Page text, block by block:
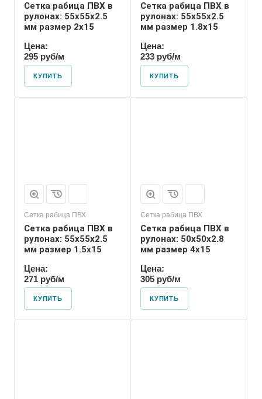
Сетка рабица ПВХ в
рулонах: 55х55х2.5
мм размер 2х15
Цена:
295 руб/м
КУПИТЬ
Сетка рабица ПВХ в
рулонах: 55х55х2.5
мм размер 1.8х15
Цена:
233 руб/м
КУПИТЬ
Сетка рабица ПВХ
Сетка рабица ПВХ в
рулонах: 55х55х2.5
мм размер 1.5х15
Цена:
271 руб/м
КУПИТЬ
Сетка рабица ПВХ
Сетка рабица ПВХ в
рулонах: 50х50х2.8
мм размер 4х15
Цена:
305 руб/м
КУПИТЬ